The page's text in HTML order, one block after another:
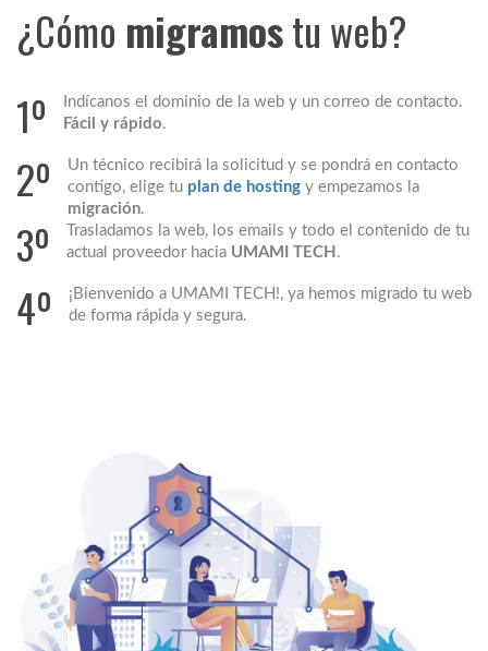
¿Cómo migramostu web?
1º
Indícanos el dominio de la web y un correo de contacto.
Fácil y rápido.
2º
Un técnico recibirá la solicitud y se pondrá en contacto
contigo, elige tu plan de hosting y empezamos la
migración.
3º
Trasladamos la web, los emails y todo el contenido de tu
actual proveedor hacia UMAMI TECH .
4º
¡Bienvenido a UMAMI TECH!, ya hemos migrado tu web
de forma rápida y segura.